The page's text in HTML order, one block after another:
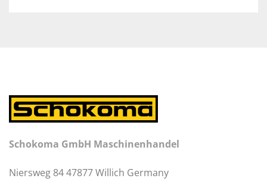
Schokoma GmbH Maschinenhandel
Niersweg 84 47877 Willich Germany